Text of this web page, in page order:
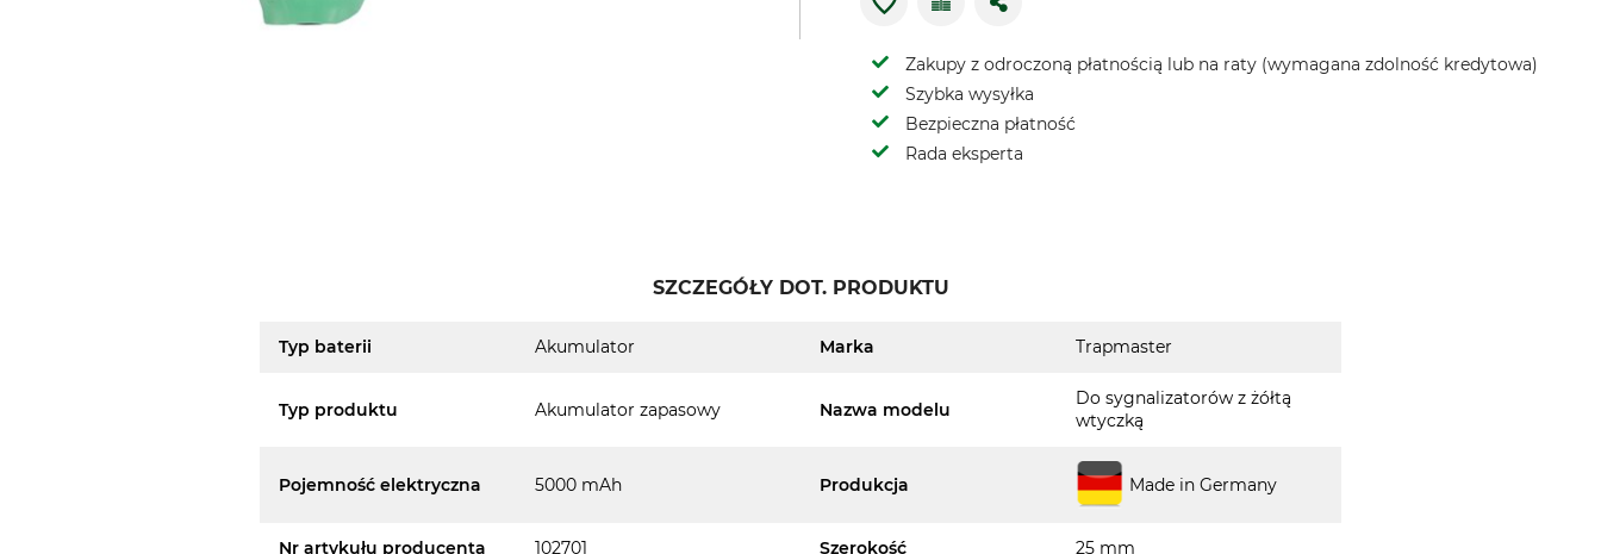
Zakupy z odroczoną płatnością lub na raty (wymagana zdolność kredytowa)
Szybka wysyłka
Bezpieczna płatność
Rada eksperta
SZCZEGÓŁY DOT. PRODUKTU
Typ baterii Akumulator Marka Trapmaster
Typ produktu Akumulator zapasowy Nazwa modelu
Do sygnalizatorów z żółtą
wtyczką
Pojemność elektryczna 5000 mAh Produkcja Made in Germany
Nr artykułu producenta 102701 Szerokość 25 mm